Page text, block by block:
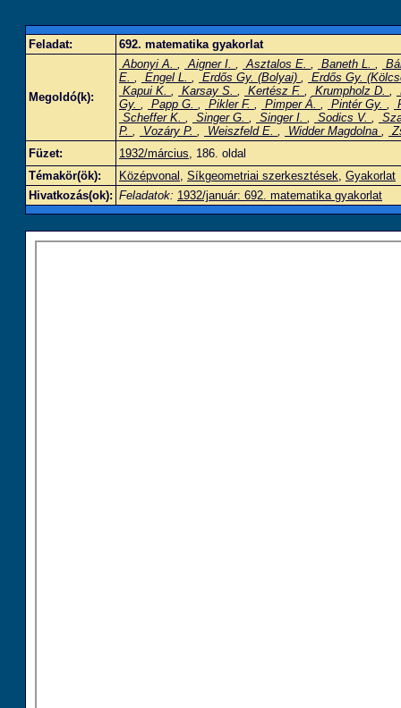
Feladat: 692. matematika gyakorlat
Megoldó(k):
Abonyi A. , Aigner I. , Asztalos E. , Baneth L. ,
E. , Engel L. , Erdős Gy. (Bolyai) ,
Erdős Gy.
Kapui K. , Karsay S. , Kertész F. , Krumpholz D. ,
Gy. , Papp G. , Pikler F. , Pimper Á. , Pintér Gy. ,
Scheffer K. , Singer G. , Singer I. , Sodics V. ,
P. , Vozáry P. , Weiszfeld E. , Widder Magdolna ,
Füzet:
1932/március, 186. oldal
Témakör(ök):
Középvonal , Síkgeometriai szerkesztések, Gyakorlat
Hivatkozás(ok): Feladatok: 1932/január: 692. matematika gyakorlat